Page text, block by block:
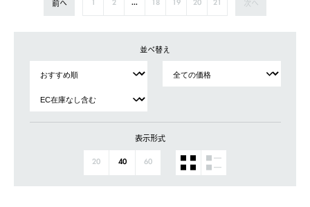
前へ 2 ... 18 19 20 21 次へ
並べ替え
表示形式
20 40 60